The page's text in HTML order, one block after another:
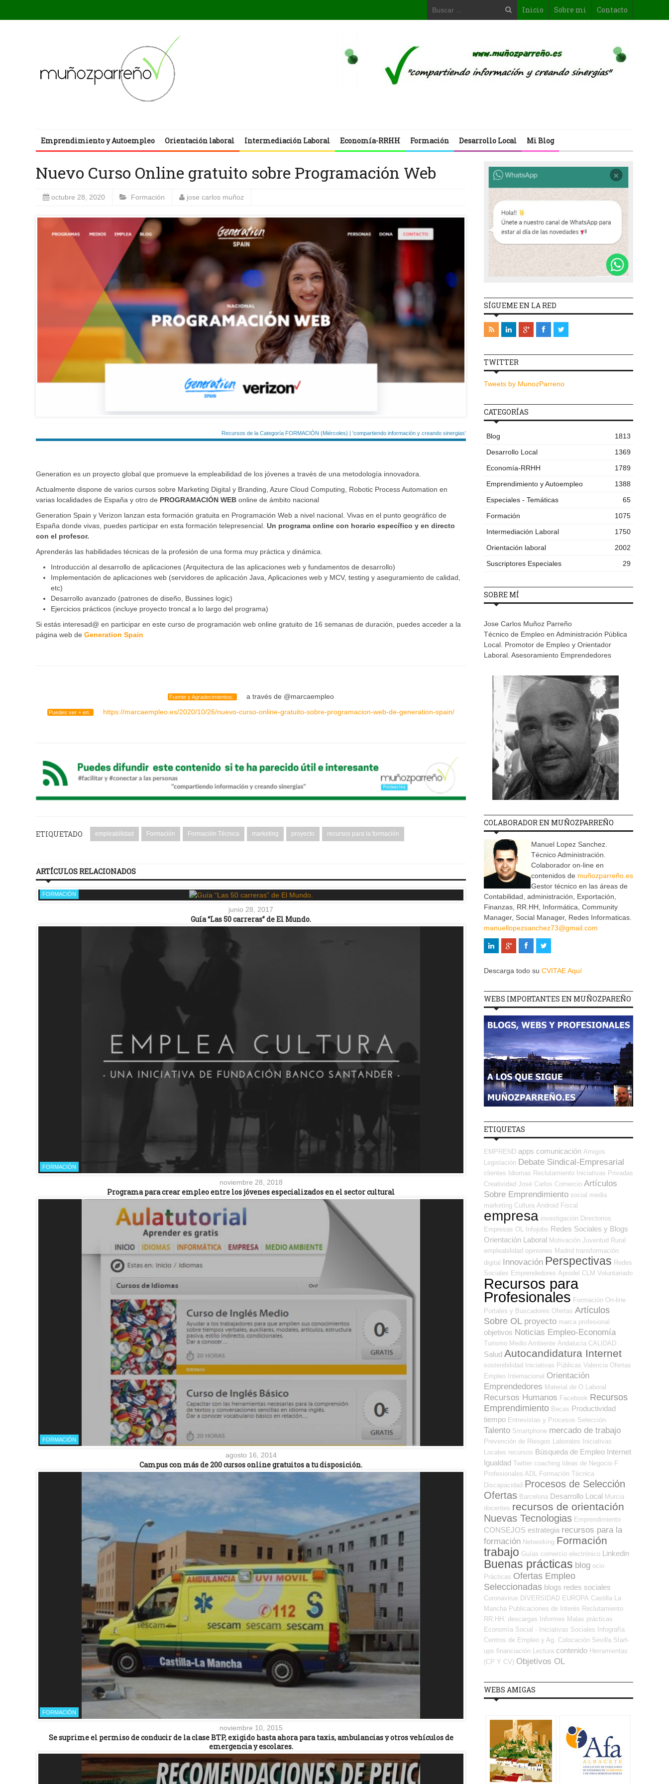
Inicio Sobre mi Contacto
Emprendimiento y Autoempleo Orientación laboral Intermediación Laboral Economía-RRHH Formación Desarrollo Local Mi Blog
Nuevo Curso Online gratuito sobre Programación Web
octubre 28, 2020 Formación jose carlos muñoz
Recursos de la Categoría FORMACIÓN (Miércoles) | 'compartiendo información y creando sinergias'
Generation es un proyecto global que promueve la empleabilidad de los jóvenes a través de una metodología innovadora.
Actualmente dispone de varios cursos sobre Marketing Digital y Branding, Azure Cloud Computing, Robotic Process Automation en
varias localidades de España y otro de PROGRAMACIÓN WEB online de ámbito nacional
Generation Spain y Verizon lanzan esta formación gratuita en Programación Web a nivel nacional. Vivas en el punto geográfico de
España donde vivas, puedes participar en esta formación telepresencial. Un programa online con horario específico y en directo
con el profesor.
Aprenderás las habilidades técnicas de la profesión de una forma muy práctica y dinámica.
Introducción al desarrollo de aplicaciones (Arquitectura de las aplicaciones web y fundamentos de desarrollo)
Implementación de aplicaciones web (servidores de aplicación Java, Aplicaciones web y MCV, testing y aseguramiento de calidad,
etc)
Desarrollo avanzado (patrones de diseño, Bussines logic)
Ejercicios prácticos (incluye proyecto troncal a lo largo del programa)
Si estás interesad@ en participar en este curso de programación web online gratuito de 16 semanas de duración, puedes acceder a la
página web de Generation Spain
Fuente y Agradecimientos: a través de @marcaempleo
Puedes ver + en: https://marcaempleo.es/2020/10/26/nuevo-curso-online-gratuito-sobre-programacion-web-de-generation-spain/
ETIQUETADO empleabilidad Formación Formación Técnica marketing proyecto recursos para la formación
ARTÍCULOS RELACIONADOS
FORMACIÓN
junio 28, 2017
Guía “Las 50 carreras” de El Mundo.
FORMACIÓN
noviembre 28, 2018
Programa para crear empleo entre los jóvenes especializados en el sector cultural
FORMACIÓN
agosto 16, 2014
Campus con más de 200 cursos online gratuitos a tu disposición.
FORMACIÓN
noviembre 10, 2015
Se suprime el permiso de conducir de la clase BTP, exigido hasta ahora para taxis, ambulancias y otros vehículos de
emergencia y escolares.
SÍGUEME EN LA RED
TWITTER
Tweets by MunozParreno
CATEGORÍAS
Blog
1813
Desarrollo Local
1369
Economía-RRHH
1789
Emprendimiento y Autoempleo
1388
Especiales - Temáticas
65
Formación
1075
Intermediación Laboral
1750
Orientación laboral
2002
Suscriptores Especiales
29
SOBRE MÍ
Jose Carlos Muñoz Parreño
Técnico de Empleo en Administración Pública
Local. Promotor de Empleo y Orientador
Laboral. Asesoramiento Emprendedores
COLABORADOR EN MUÑOZPARREÑO
Manuel Lopez Sanchez.
Técnico Administración.
Colaborador on-line en
contenidos de muñozparreño.es
Gestor técnico en las áreas de
Contabilidad, administración, Exportación,
Finanzas, RR.HH, Informática, Community
Manager, Social Manager, Redes Informaticas.
manuellopezsanchez73@gmail.com
Descarga todo su CVITAE Aquí
WEBS IMPORTANTES EN MUÑOZPAREÑO
ETIQUETAS
EMPREND apps comunicación Amigos
Legislación Debate Sindical-Empresarial
clientes Idiomas Reclutamiento Iniciativas Privadas
Creatividad José Carlos Comercio Artículos
Sobre Emprendimiento social media
marketing Cultura Android Fiscal
empresa investigación Directorios
Empresas OL
Infojobs Redes Sociales y Blogs
Orientación Laboral Motivación Juventud Rural
empleabilidad opiniones Madrid transformación
digital Innovación Perspectivas Redes
Sociales Emprendedores Aprodel CLM Voluntariado
Recursos para
Profesionales Formación On-line
Portales y Buscadores Ofertas Artículos
Sobre OL proyecto marca profesional
objetivos Noticias Empleo-Economía
Turismo Medio Ambiente Andalucía CALIDAD
Salud Autocandidatura Internet
sostenibilidad Iniciativas Públicas Valencia Ofertas
Empleo Internacional Orientación
Emprendedores Material de O.Laboral
Recursos Humanos Facebook Recursos
Emprendimiento Becas Productividad
tiempo Entrevistas y Procesos Selección
Talento Smartphone mercado de trabajo
Prevención de Riesgos Laborales
Iniciativas
Locales recursos Búsqueda de Empleo Internet
Igualdad Twitter coaching Ideas de Negocio F
Profesionales ADL
Formación Técnica
Discapacidad Procesos de Selección
Ofertas Barcelona Desarrollo Local Murcia
docentes recursos de orientación
Nuevas Tecnologias Emprendimiento
CONSEJOS estrategia recursos para la
formación Networking Formación
trabajo Guías comercio electrónico Linkedin
Buenas prácticas blog ocio
Prácticas Ofertas Empleo
Seleccionadas blogs redes sociales
Coronavirus DIVERSIDAD EUROPA Castilla La
Mancha Publicaciones de Interés Reclutamiento
RR.HH.
descargas Informes Malas prácticas
Economía Social - Iniciativas Sociales
Infografía
Centros de Empleo y Ag. Colocación Sevilla Start-
ups financiación Lectura contenido Herramientas
(CP Y CV) Objetivos OL
WEBS AMIGAS